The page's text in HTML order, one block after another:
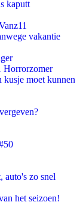
kaputt
vakantie
Horrorzomer
moet kunnen
auto's zo snel
het seizoen!